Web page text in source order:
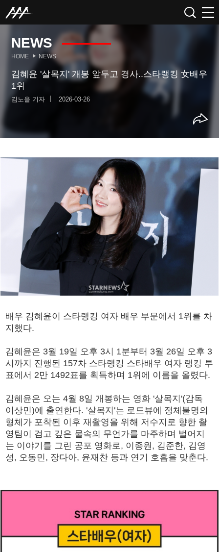
NEWS
HOME NEWS
김혜윤 '살목지' 개봉 앞두고 경사..스타랭킹 女배우
1위
김노을 기자 2026-03-26
배우 김혜윤이 스타랭킹 여자 배우 부문에서 1위를 차
지했다.
김혜윤은 3월 19일 오후 3시 1분부터 3월 26일 오후 3
시까지 진행된 157차 스타랭킹 스타배우 여자 랭킹 투
표에서 2만 1492표를 획득하며 1위에 이름을 올렸다.
김혜윤은 오는 4월 8일 개봉하는 영화 '살목지'(감독
이상민)에 출연한다. '살목지'는 로드뷰에 정체불명의
형체가 포착된 이후 재촬영을 위해 저수지로 향한 촬
영팀이 검고 깊은 물속의 무언가를 마주하며 벌어지
는 이야기를 그린 공포 영화로, 이종원, 김준한, 김영
성, 오동민, 장다아, 윤재찬 등과 연기 호흡을 맞춘다.